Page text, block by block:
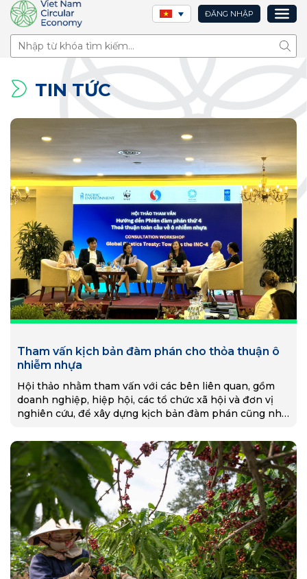
ĐĂNG NHẬP
Tìm
TIN TỨC
Tham vấn kịch bản đàm phán cho thỏa thuận ô
nhiễm nhựa
Hội thảo nhằm tham vấn với các bên liên quan, gồm
doanh nghiệp, hiệp hội, các tổ chức xã hội và đơn vị
nghiên cứu, để xây dựng kịch bản đàm phán cũng như
Thỏa thuận toàn cầu về ô nhiễm nhựa.